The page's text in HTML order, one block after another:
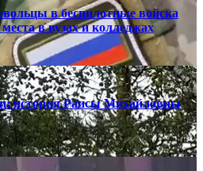
в беспилотные войска
в вузах и колледжах
история Раисы Михайловны